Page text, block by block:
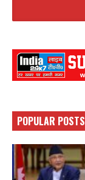
POPULAR POSTS